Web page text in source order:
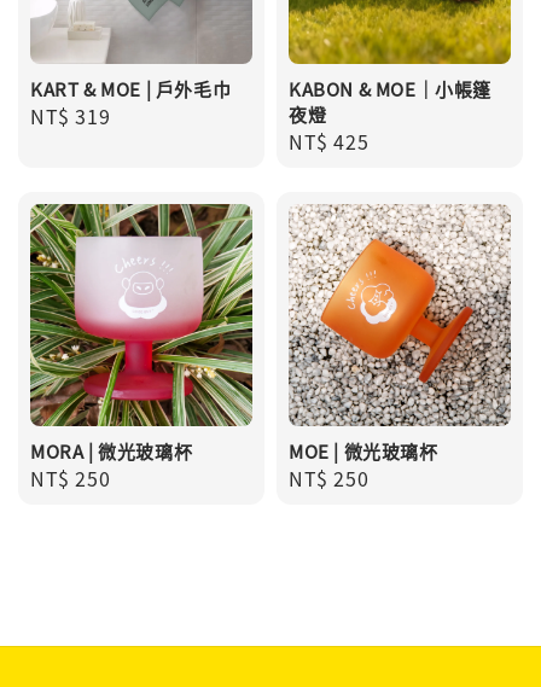
KART & MOE | 戶外毛巾
Regular
NT$ 319
KABON & MOE｜小帳篷
夜燈
Regular
NT$ 425
MORA | 微光玻璃杯
Regular
NT$ 250
MOE | 微光玻璃杯
Regular
NT$ 250